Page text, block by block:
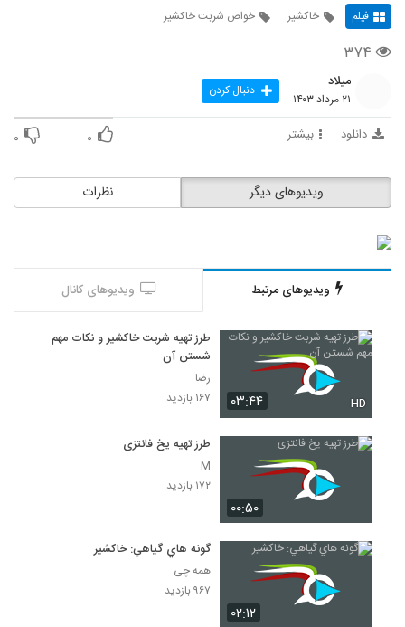
فیلم خاکشیر خواص شربت خاکشیر
۳۷۴
میلاد
۲۱ مرداد ۱۴۰۳ دنبال کردن
دانلود بیشتر ۰ ۰
نظرات ویدیوهای دیگر
ویدیوهای مرتبط ویدیوهای کانال
۰۳:۴۴ HD
طرز تهیه شربت خاکشیر و نکات مهم
شستن آن
رضا
۱۶۷ بازدید
۰۰:۵۰
طرز تهیه یخ فانتزی
M
۱۷۲ بازدید
۰۲:۱۲
گونه هاي گياهي: خاکشیر
همه چی
۹۶۷ بازدید